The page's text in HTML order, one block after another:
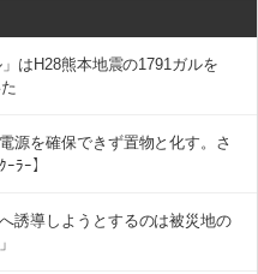
はH28熊本地震の1791ガルを
源を確保できず置物と化す。さ
ﾗｰ】
誘導しようとするのは被災地の